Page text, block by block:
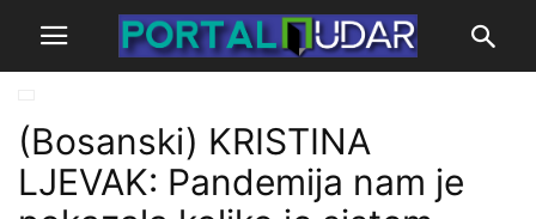
(Bosanski) KRISTINA
LJEVAK: Pandemija nam je